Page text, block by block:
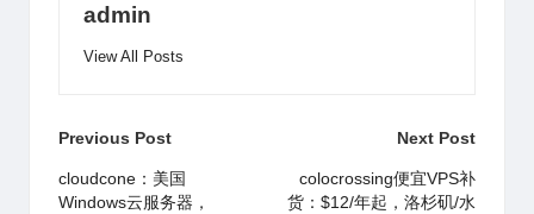
admin
View All Posts
Post
navigation
Previous Post
cloudcone：美国
Windows云服务器，
Next Post
colocrossing便宜VPS补
货：$12/年起，洛杉矶/水